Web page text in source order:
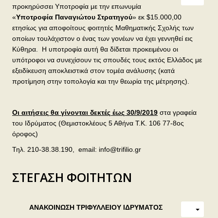
προκηρύσσει Υποτροφία με την επωνυμία
«Υποτροφία Παναγιώτου Στρατηγού» εκ $15.000,00
ετησίως για αποφοίτους φοιτητές Μαθηματικής Σχολής των
οποίων τουλάχιστον ο ένας των γονέων να έχει γεννηθεί εις
Κύθηρα. Η υποτροφία αυτή θα δίδεται προκειμένου οι
υπότροφοι να συνεχίσουν τις σπουδές τους εκτός Ελλάδος με
εξειδίκευση αποκλειστικά στον τομέα ανάλυσης (κατά
προτίμηση στην τοπολογία και την θεωρία της μέτρησης).
Οι αιτήσεις θα γίνονται δεκτές έως 30/9/2019 στα γραφεία
του Ιδρύματος (Θεμιστοκλέους 5 Αθήνα Τ.Κ. 106 77-8ος
όροφος)
Τηλ. 210-38.38.190, email: info@trifilio.gr
ΣΤΕΓΑΣΗ ΦΟΙΤΗΤΩΝ
ΑΝΑΚΟΙΝΩΣΗ ΤΡΙΦΥΛΛΕΙΟΥ ΙΔΡΥΜΑΤΟΣ